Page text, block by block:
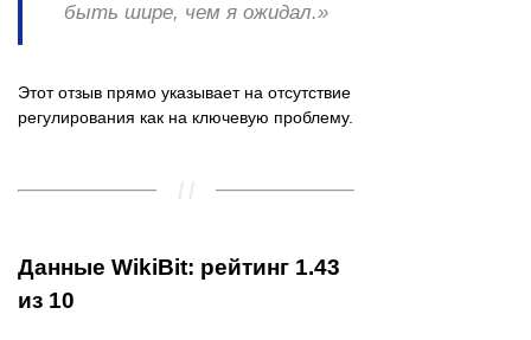
быть шире, чем я ожидал.»
Этот отзыв прямо указывает на отсутствие
регулирования как на ключевую проблему.
Данные WikiBit: рейтинг 1.43
из 10